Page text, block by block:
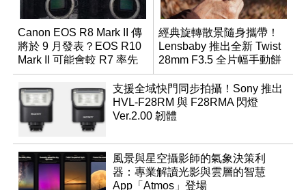
Canon EOS R8 Mark II 傳
將於 9 月發表？EOS R10
Mark II 可能會較 R7 率先
推出
經典旋轉散景隨身攜帶！
Lensbaby 推出全新 Twist
28mm F3.5 全片幅手動餅
乾鏡
支援全域快門同步拍攝！Sony 推出
HVL-F28RM 與 F28RMA 閃燈
Ver.2.00 韌體
風景與星空攝影師的氣象決策利
器：專業解讀光影與雲層的智慧
App「Atmos」登場